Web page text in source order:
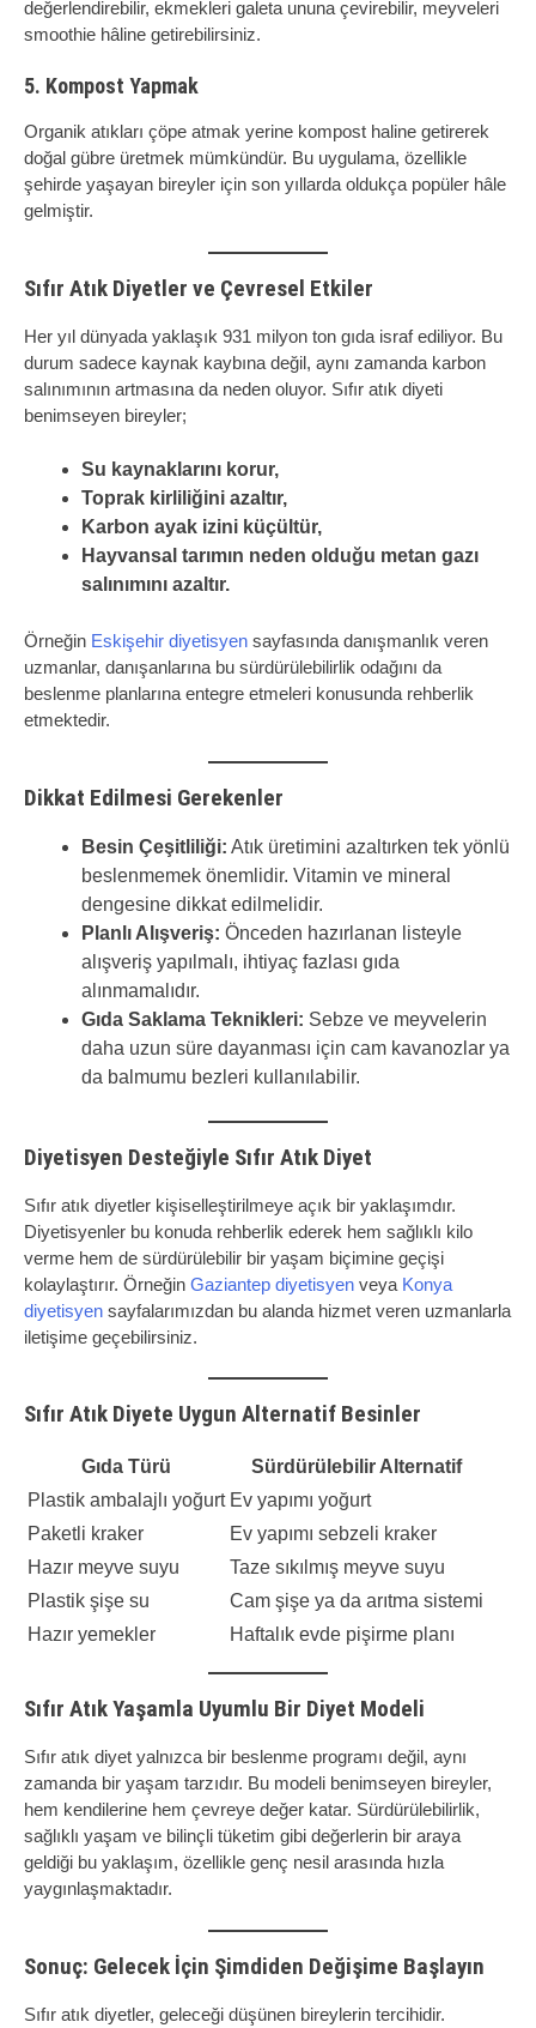
değerlendirebilir, ekmekleri galeta ununa çevirebilir, meyveleri
smoothie hâline getirebilirsiniz.
5. Kompost Yapmak
Organik atıkları çöpe atmak yerine kompost haline getirerek
doğal gübre üretmek mümkündür. Bu uygulama, özellikle
şehirde yaşayan bireyler için son yıllarda oldukça popüler hâle
gelmiştir.
Sıfır Atık Diyetler ve Çevresel Etkiler
Her yıl dünyada yaklaşık 931 milyon ton gıda israf ediliyor. Bu
durum sadece kaynak kaybına değil, aynı zamanda karbon
salınımının artmasına da neden oluyor. Sıfır atık diyeti
benimseyen bireyler;
Su kaynaklarını korur,
Toprak kirliliğini azaltır,
Karbon ayak izini küçültür,
Hayvansal tarımın neden olduğu metan gazı
salınımını azaltır.
Örneğin Eskişehir diyetisyen sayfasında danışmanlık veren
uzmanlar, danışanlarına bu sürdürülebilirlik odağını da
beslenme planlarına entegre etmeleri konusunda rehberlik
etmektedir.
Dikkat Edilmesi Gerekenler
Besin Çeşitliliği: Atık üretimini azaltırken tek yönlü
beslenmemek önemlidir. Vitamin ve mineral
dengesine dikkat edilmelidir.
Planlı Alışveriş: Önceden hazırlanan listeyle
alışveriş yapılmalı, ihtiyaç fazlası gıda
alınmamalıdır.
Gıda Saklama Teknikleri: Sebze ve meyvelerin
daha uzun süre dayanması için cam kavanozlar ya
da balmumu bezleri kullanılabilir.
Diyetisyen Desteğiyle Sıfır Atık Diyet
Sıfır atık diyetler kişiselleştirilmeye açık bir yaklaşımdır.
Diyetisyenler bu konuda rehberlik ederek hem sağlıklı kilo
verme hem de sürdürülebilir bir yaşam biçimine geçişi
kolaylaştırır. Örneğin Gaziantep diyetisyen veya Konya
diyetisyen sayfalarımızdan bu alanda hizmet veren uzmanlarla
iletişime geçebilirsiniz.
Sıfır Atık Diyete Uygun Alternatif Besinler
Gıda Türü
Sürdürülebilir Alternatif
Plastik ambalajlı yoğurt Ev yapımı yoğurt
Paketli kraker
Ev yapımı sebzeli kraker
Hazır meyve suyu
Taze sıkılmış meyve suyu
Plastik şişe su
Cam şişe ya da arıtma sistemi
Hazır yemekler
Haftalık evde pişirme planı
Sıfır Atık Yaşamla Uyumlu Bir Diyet Modeli
Sıfır atık diyet yalnızca bir beslenme programı değil, aynı
zamanda bir yaşam tarzıdır. Bu modeli benimseyen bireyler,
hem kendilerine hem çevreye değer katar. Sürdürülebilirlik,
sağlıklı yaşam ve bilinçli tüketim gibi değerlerin bir araya
geldiği bu yaklaşım, özellikle genç nesil arasında hızla
yaygınlaşmaktadır.
Sonuç: Gelecek İçin Şimdiden Değişime Başlayın
Sıfır atık diyetler, geleceği düşünen bireylerin tercihidir.